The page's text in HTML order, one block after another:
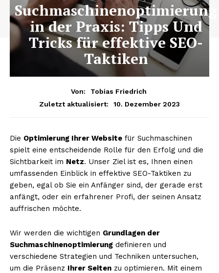
Suchmaschinenoptimierung
in der Praxis: Tipps Und
Tricks für effektive SEO-
Taktiken
Von:
Tobias Friedrich
Zuletzt aktualisiert:
10. Dezember 2023
Die Optimierung Ihrer Website für Suchmaschinen
spielt eine entscheidende Rolle für den Erfolg und die
Sichtbarkeit im Netz. Unser Ziel ist es, Ihnen einen
umfassenden Einblick in effektive SEO-Taktiken zu
geben, egal ob Sie ein Anfänger sind, der gerade erst
anfängt, oder ein erfahrener Profi, der seinen Ansatz
auffrischen möchte.
Wir werden die wichtigen Grundlagen der
Suchmaschinenoptimierung definieren und
verschiedene Strategien und Techniken untersuchen,
um die Präsenz Ihrer Seiten zu optimieren. Mit einem